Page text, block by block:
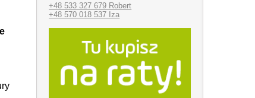
+48 533 327 679 Robert
+48 570 018 537 Iza